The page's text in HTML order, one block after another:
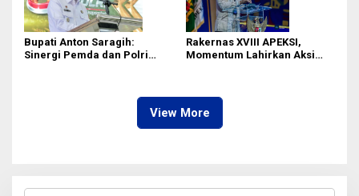
Bupati Anton Saragih:
Sinergi Pemda dan Polri
Rakernas XVIII APEKSI,
Momentum Lahirkan Aksi
View More